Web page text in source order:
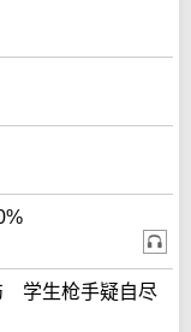
学生枪手疑自尽